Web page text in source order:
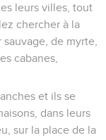
leurs villes, tout
chercher à la
de myrte,
cabanes,
et ils se
dans leurs
sur la place de la